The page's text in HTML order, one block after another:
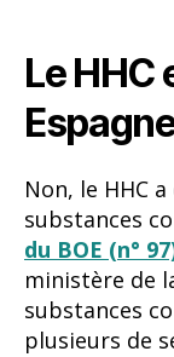
Le HHC
Non, le HHC
substances
du BOE (n°
ministère de
substances
plusieurs de